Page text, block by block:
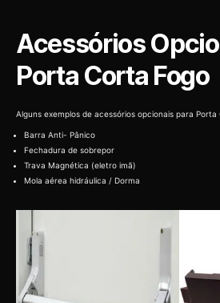
Acessórios
Porta Corta Fogo
Alguns exemplos de acessórios opcionais para Porta
Barra Anti- Pânico
Fechadura de sobrepor
Trava Magnética (eletro imã)
Mola aérea hidráulica / Dorma